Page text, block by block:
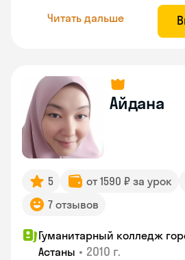
Читать дальше
Айдана
5 от 1590 ₽ за урок
7 отзывов
Гуманитарный колледж
Астаны • 2010 г.